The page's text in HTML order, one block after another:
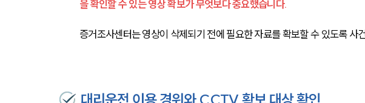
을 확인할 수 있는 영상 확보가 무엇보다 중요했습니다.
증거조사센터는 영상이 삭제되기 전에 필요한 자료를 확보할 수 있도록 사